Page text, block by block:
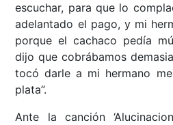
escuchar, para que lo
adelantado el pago, y mi
porque el cachaco pedía
dijo que cobrábamos
tocó darle a mi hermano
plata”.
Ante la canción